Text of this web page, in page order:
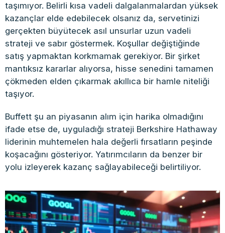
taşımıyor. Belirli kısa vadeli dalgalanmalardan yüksek
kazançlar elde edebilecek olsanız da, servetinizi
gerçekten büyütecek asıl unsurlar uzun vadeli
strateji ve sabır göstermek. Koşullar değiştiğinde
satış yapmaktan korkmamak gerekiyor. Bir şirket
mantıksız kararlar alıyorsa, hisse senedini tamamen
çökmeden elden çıkarmak akıllıca bir hamle niteliği
taşıyor.
Buffett şu an piyasanın alım için harika olmadığını
ifade etse de, uyguladığı strateji Berkshire Hathaway
liderinin muhtemelen hala değerli fırsatların peşinde
koşacağını gösteriyor. Yatırımcıların da benzer bir
yolu izleyerek kazanç sağlayabileceği belirtiliyor.